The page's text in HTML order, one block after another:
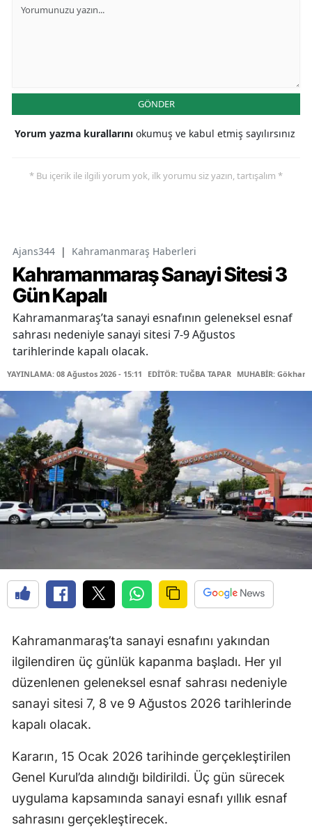
GÖNDER
Yorum yazma kurallarını okumuş ve kabul etmiş sayılırsınız
* Bu içerik ile ilgili yorum yok, ilk yorumu siz yazın, tartışalım *
Ajans344 | Kahramanmaraş Haberleri
Kahramanmaraş Sanayi Sitesi 3
Gün Kapalı
Kahramanmaraş’ta sanayi esnafının geleneksel esnaf
sahrası nedeniyle sanayi sitesi 7-9 Ağustos
tarihlerinde kapalı olacak.
YAYINLAMA: 08 Ağustos 2026 - 15:11 EDİTÖR: TUĞBA TAPAR MUHABİR: Gökhan
Kahramanmaraş’ta sanayi esnafını yakından
ilgilendiren üç günlük kapanma başladı. Her yıl
düzenlenen geleneksel esnaf sahrası nedeniyle
sanayi sitesi 7, 8 ve 9 Ağustos 2026 tarihlerinde
kapalı olacak.
Kararın, 15 Ocak 2026 tarihinde gerçekleştirilen
Genel Kurul’da alındığı bildirildi. Üç gün sürecek
uygulama kapsamında sanayi esnafı yıllık esnaf
sahrasını gerçekleştirecek.